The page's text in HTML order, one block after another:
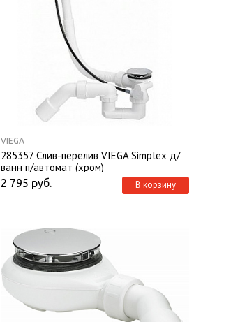
VIEGA
285357 Слив-перелив VIEGA Simplex д/
ванн п/автомат (хром)
2 795 руб. В корзину